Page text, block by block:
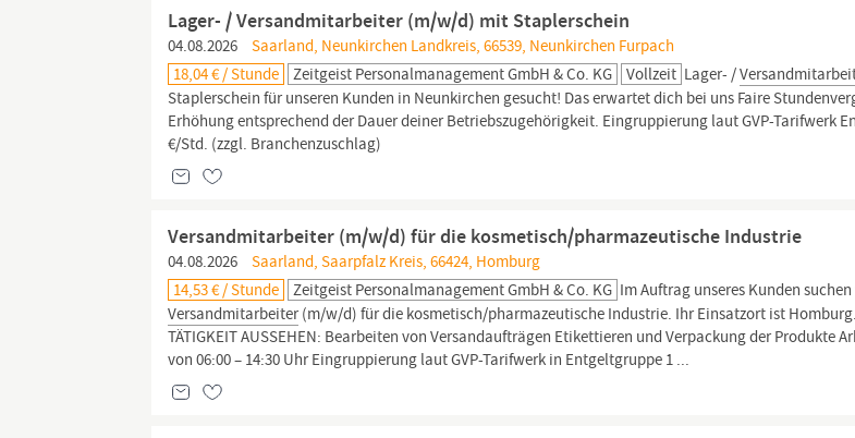
Lager- / Versandmitarbeiter (m/w/d) mit Staplerschein
04.08.2026
Saarland, Neunkirchen Landkreis, 66539, Neunkirchen Furpach
18,04 € / Stunde
Zeitgeist Personalmanagement GmbH & Co. KG Vollzeit Lager- /
Staplerschein für unseren Kunden in Neunkirchen gesucht! Das erwartet dich bei uns Faire
Erhöhung entsprechend der Dauer deiner Betriebszugehörigkeit. Eingruppierung laut GVP-Tarifwerk
€/Std. (zzgl. Branchenzuschlag)
Versandmitarbeiter (m/w/d) für die kosmetisch/pharmazeutische Industrie
04.08.2026
Saarland, Saarpfalz Kreis, 66424, Homburg
14,53 € / Stunde
Zeitgeist Personalmanagement GmbH & Co. KG Im Auftrag unseres Kunden
Versandmitarbeiter(m/w/d) für die kosmetisch/pharmazeutische Industrie. Ihr Einsatzort ist Homburg.
TÄTIGKEIT AUSSEHEN: Bearbeiten von Versandaufträgen Etikettieren und Verpackung der Produkte
von 06:00 – 14:30 Uhr Eingruppierung laut GVP-Tarifwerk in Entgeltgruppe 1 ...